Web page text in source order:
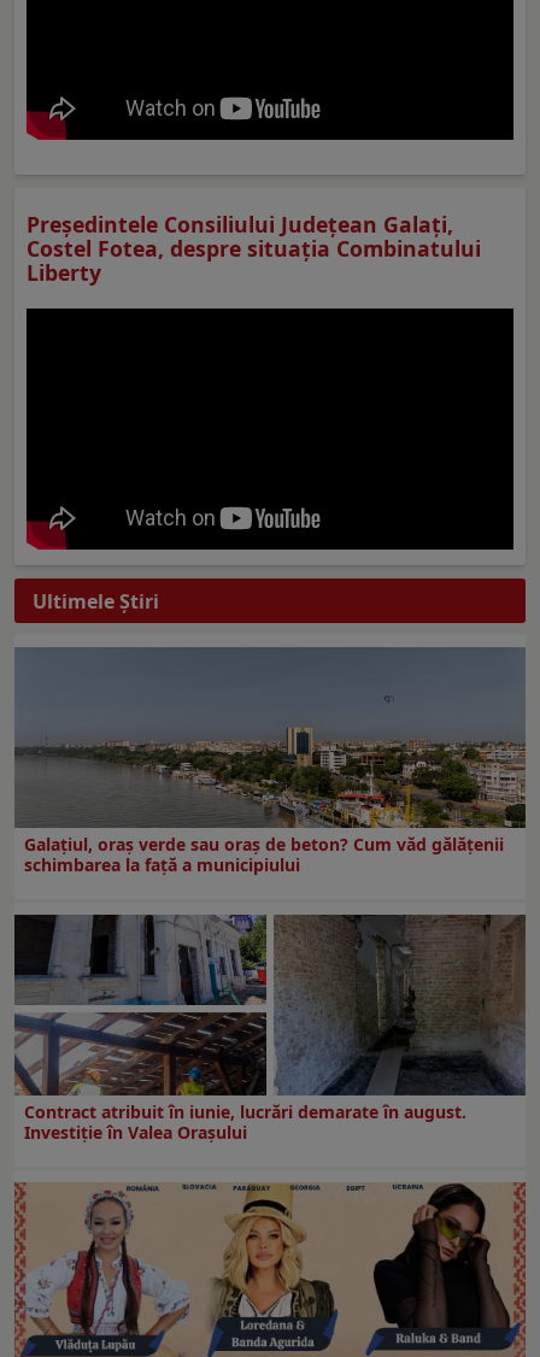
Preşedintele Consiliului Judeţean Galaţi,
Costel Fotea, despre situaţia Combinatului
Liberty
Ultimele Ştiri
Galațiul, oraș verde sau oraș de beton? Cum văd gălățenii
schimbarea la față a municipiului
Contract atribuit în iunie, lucrări demarate în august.
Investiţie în Valea Oraşului